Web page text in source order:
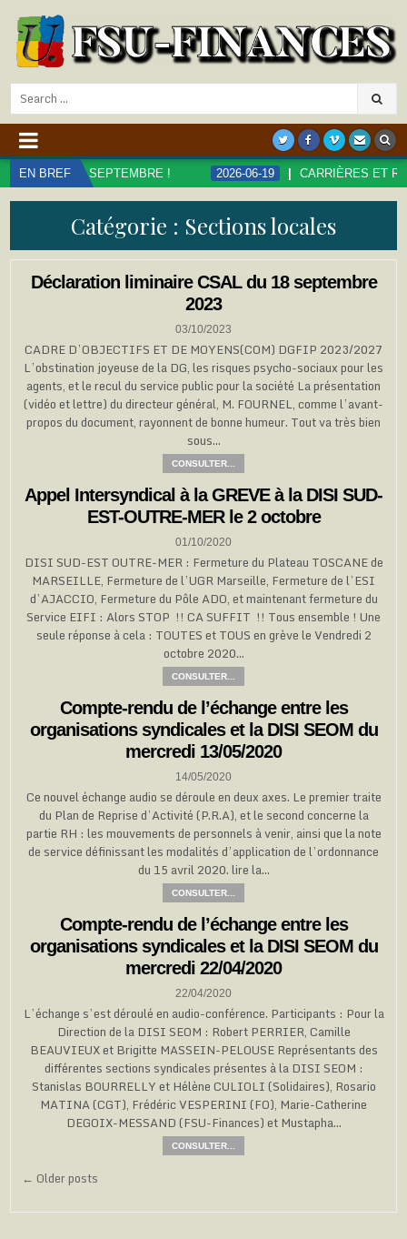
Search
for:
EN BREF! 2026-06-19 CARRIÈRES ET RÉMUNÉRATIONS
Catégorie : Sections locales
Déclaration liminaire CSAL du 18 septembre
2023
03/10/2023
CADRE D’OBJECTIFS ET DE MOYENS(COM) DGFIP 2023/2027
L’obstination joyeuse de la DG, les risques psycho-sociaux pour les
agents, et le recul du service public pour la société La présentation
(vidéo et lettre) du directeur général, M. FOURNEL, comme l’avant-
propos du document, rayonnent de bonne humeur. Tout va très bien
sous…
CONSULTER...
Appel Intersyndical à la GREVE à la DISI SUD-
EST-OUTRE-MER le 2 octobre
01/10/2020
DISI SUD-EST OUTRE-MER : Fermeture du Plateau TOSCANE de
MARSEILLE, Fermeture de l’UGR Marseille, Fermeture de l’ESI
d’AJACCIO, Fermeture du Pôle ADO, et maintenant fermeture du
Service EIFI : Alors STOP !! CA SUFFIT !! Tous ensemble ! Une
seule réponse à cela : TOUTES et TOUS en grève le Vendredi 2
octobre 2020…
CONSULTER...
Compte-rendu de l’échange entre les
organisations syndicales et la DISI SEOM du
mercredi 13/05/2020
14/05/2020
Ce nouvel échange audio se déroule en deux axes. Le premier traite
du Plan de Reprise d’Activité (P.R.A), et le second concerne la
partie RH : les mouvements de personnels à venir, ainsi que la note
de service définissant les modalités d’application de l’ordonnance
du 15 avril 2020. lire la…
CONSULTER...
Compte-rendu de l’échange entre les
organisations syndicales et la DISI SEOM du
mercredi 22/04/2020
22/04/2020
L’échange s’est déroulé en audio-conférence. Participants : Pour la
Direction de la DISI SEOM : Robert PERRIER, Camille
BEAUVIEUX et Brigitte MASSEIN-PELOUSE Représentants des
différentes sections syndicales présentes à la DISI SEOM :
Stanislas BOURRELLY et Hélène CULIOLI (Solidaires), Rosario
MATINA (CGT), Frédéric VESPERINI (FO), Marie-Catherine
DEGOIX-MESSAND (FSU-Finances) et Mustapha…
CONSULTER...
Navigation
des
← Older posts